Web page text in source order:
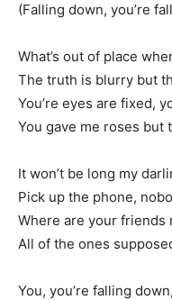
(Falling down, you’re
What’s out of place
The truth is blurry but
You’re eyes are fixed,
You gave me roses but
It won’t be long my
Pick up the phone,
Where are your friends
All of the ones
You, you’re falling